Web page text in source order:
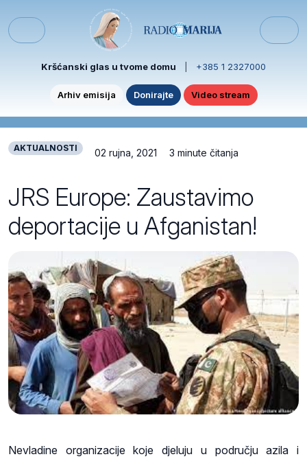
Menu
Kršćanski glas u tvome domu +385 1 2327000
Arhiv emisija Donirajte Video stream
AKTUALNOSTI 02 rujna, 2021 3 minute čitanja
JRS Europe: Zaustavimo
deportacije u Afganistan!
Nevladine organizacije koje djeluju u području azila i